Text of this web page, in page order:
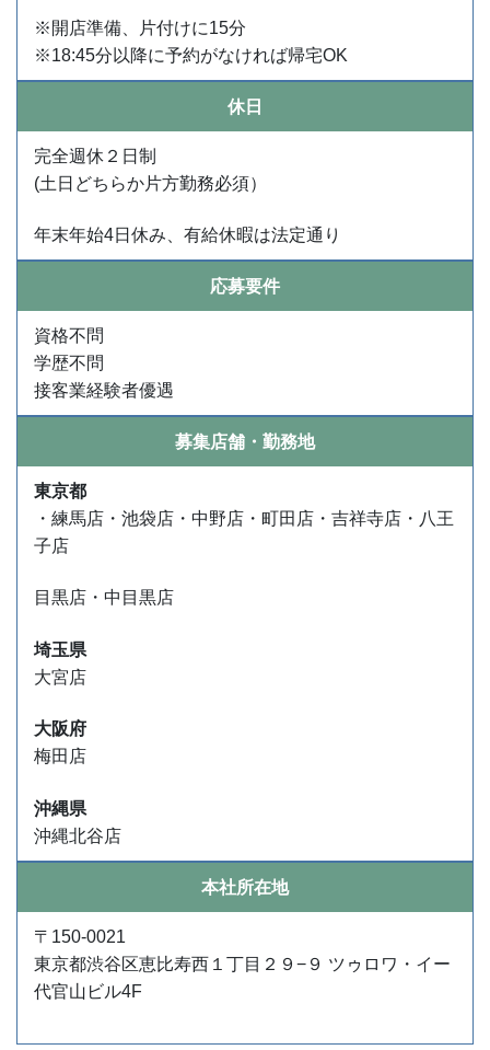
※開店準備、片付けに15分
※18:45分以降に予約がなければ帰宅OK
休日
完全週休２日制
(土日どちらか片方勤務必須）
年末年始4日休み、有給休暇は法定通り
応募要件
資格不問
学歴不問
接客業経験者優遇
募集店舗・勤務地
東京都
・練馬店・池袋店・中野店・町田店・吉祥寺店・八王
子店
目黒店・中目黒店
埼玉県
大宮店
大阪府
梅田店
沖縄県
沖縄北谷店
本社所在地
〒150-0021
東京都渋谷区恵比寿西１丁目２９−９ ツゥロワ・イー
代官山ビル4F